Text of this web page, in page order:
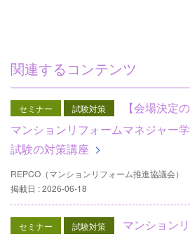
関連するコンテンツ
セミナー 試験対策
【会場決定
マンションリフォームマネジャー
試験の対策講座
REPCO（マンションリフォーム推進協議会）
掲載日 : 2026-06-18
セミナー 試験対策
マンション